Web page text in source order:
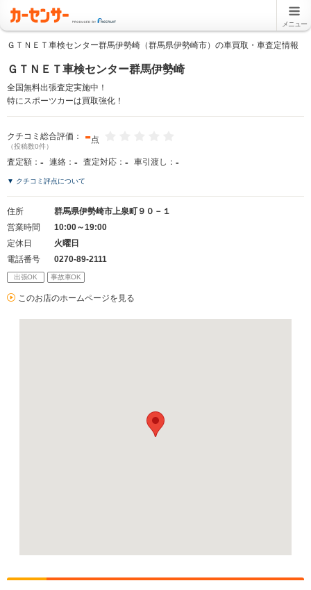
メニュー
ＧＴＮＥＴ車検センター群馬伊勢崎（群馬県伊勢崎市）の車買取・車査定情報
ＧＴＮＥＴ車検センター群馬伊勢崎
全国無料出張査定実施中！
特にスポーツカーは買取強化！
クチコミ総合評価： -点
（投稿数0件）
査定額： - 連絡： - 査定対応： - 車引渡し： -
▼ クチコミ評点について
住所
群馬県伊勢崎市上泉町９０－１
営業時間
10:00～19:00
定休日
火曜日
電話番号
0270-89-2111
出張OK 事故車OK
このお店のホームページを見る